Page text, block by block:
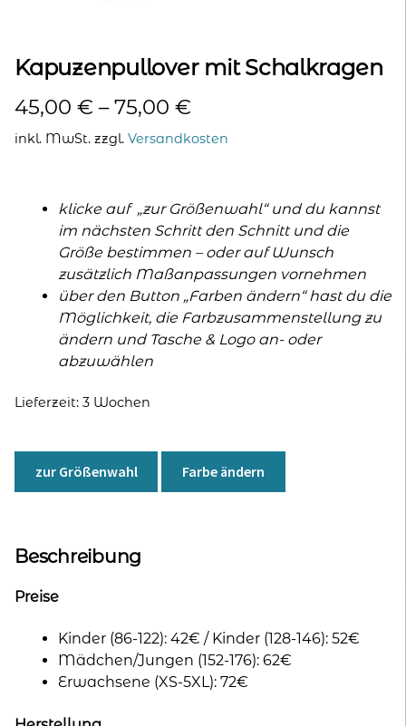
Kapuzenpullover mit Schalkragen
45,00 € –75,00 €
inkl. MwSt. zzgl. Versandkosten
klicke auf „zur Größenwahl“ und du kannst
im nächsten Schritt den Schnitt und die
Größe bestimmen – oder auf Wunsch
zusätzlich Maßanpassungen vornehmen
über den Button „Farben ändern“ hast du die
Möglichkeit, die Farbzusammenstellung zu
ändern und Tasche & Logo an- oder
abzuwählen
Lieferzeit: 3 Wochen
zur Größenwahl Farbe ändern
Beschreibung
Preise
Kinder (86-122): 42€ / Kinder (128-146): 52€
Mädchen/Jungen (152-176): 62€
Erwachsene (XS-5XL): 72€